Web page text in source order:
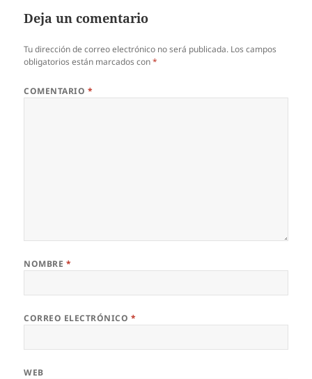
Deja un comentario
Tu dirección de correo electrónico no será publicada. Los campos
obligatorios están marcados con*
COMENTARIO *
NOMBRE *
CORREO ELECTRÓNICO *
WEB